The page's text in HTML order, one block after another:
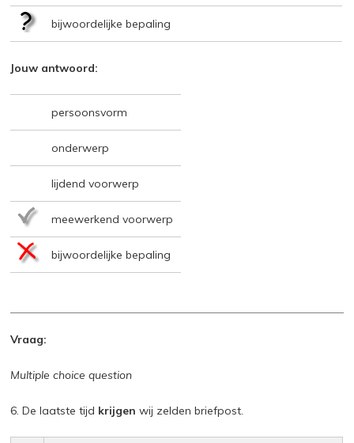
bijwoordelijke bepaling
Jouw antwoord:
persoonsvorm
onderwerp
lijdend voorwerp
meewerkend voorwerp
bijwoordelijke bepaling
Vraag:
Multiple choice question
6. De laatste tijd krijgen wij zelden briefpost.